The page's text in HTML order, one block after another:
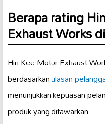
Berapa rating
Exhaust Works
Hin Kee Motor Exhaust
berdasarkanulasan
menunjukkan kepuasan
produk yang ditawarkan.